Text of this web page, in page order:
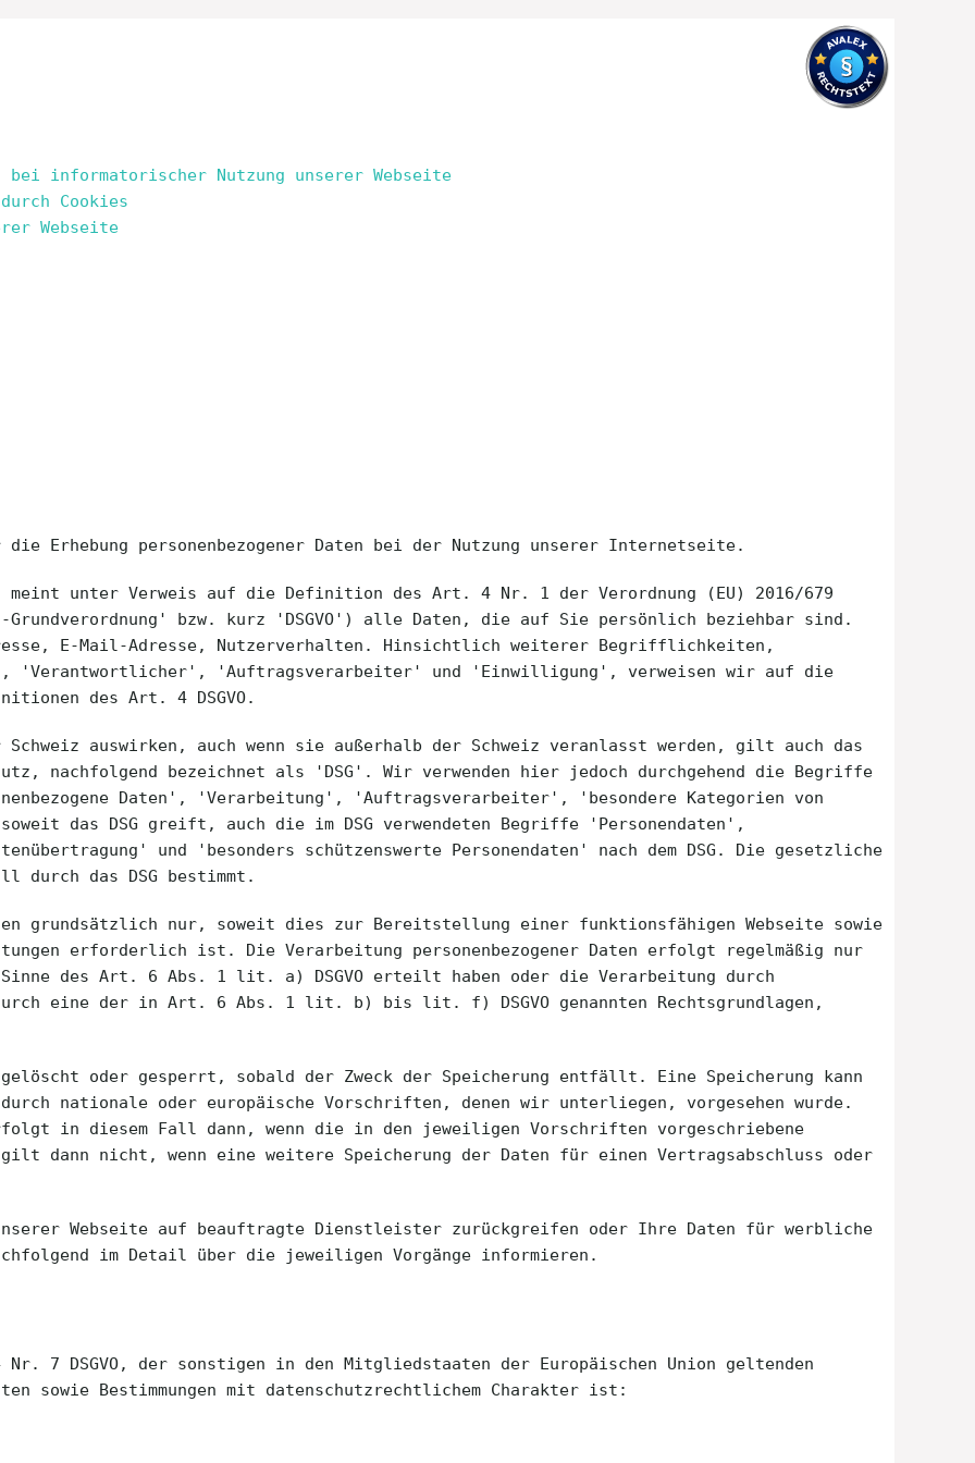
bei informatorischer Nutzung unserer Webseite
Cookies
Webseite
Erhebung personenbezogener Daten bei der Nutzung unserer Internetseite.
meint unter Verweis auf die Definition des Art. 4 Nr. 1 der Verordnung (EU) 2016/679
bzw. kurz 'DSGVO') alle Daten, die auf Sie persönlich beziehbar sind.
E-Mail-Adresse, Nutzerverhalten. Hinsichtlich weiterer Begrifflichkeiten,
'Verantwortlicher', 'Auftragsverarbeiter' und 'Einwilligung', verweisen wir auf die
des Art. 4 DSGVO.
auswirken, auch wenn sie außerhalb der Schweiz veranlasst werden, gilt auch das
nachfolgend bezeichnet als 'DSG'. Wir verwenden hier jedoch durchgehend die Begriffe
Daten', 'Verarbeitung', 'Auftragsverarbeiter', 'besondere Kategorien von
das DSG greift, auch die im DSG verwendeten Begriffe 'Personendaten',
und 'besonders schützenswerte Personendaten' nach dem DSG. Die gesetzliche
durch das DSG bestimmt.
grundsätzlich nur, soweit dies zur Bereitstellung einer funktionsfähigen Webseite sowie
erforderlich ist. Die Verarbeitung personenbezogener Daten erfolgt regelmäßig nur
des Art. 6 Abs. 1 lit. a) DSGVO erteilt haben oder die Verarbeitung durch
eine der in Art. 6 Abs. 1 lit. b) bis lit. f) DSGVO genannten Rechtsgrundlagen,
gelöscht oder gesperrt, sobald der Zweck der Speicherung entfällt. Eine Speicherung kann
nationale oder europäische Vorschriften, denen wir unterliegen, vorgesehen wurde.
in diesem Fall dann, wenn die in den jeweiligen Vorschriften vorgeschriebene
dann nicht, wenn eine weitere Speicherung der Daten für einen Vertragsabschluss oder
Webseite auf beauftragte Dienstleister zurückgreifen oder Ihre Daten für werbliche
im Detail über die jeweiligen Vorgänge informieren.
7 DSGVO, der sonstigen in den Mitgliedstaaten der Europäischen Union geltenden
sowie Bestimmungen mit datenschutzrechtlichem Charakter ist: